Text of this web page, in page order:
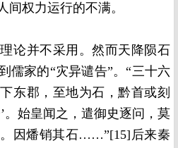
间权力运行的不满。
论并不采用。然而天降陨石
儒家的“灾异谴告”。“三十六
东郡，至地为石，黔首或刻
。始皇闻之，遣御史逐问，莫
因燔销其石……”[15]后来秦